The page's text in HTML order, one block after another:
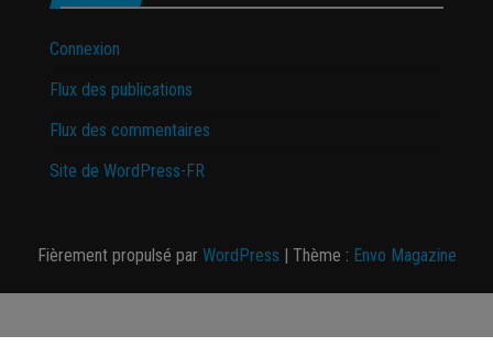
Connexion
Flux des publications
Flux des commentaires
Site de WordPress-FR
Fièrement propulsé par WordPress | Thème : Envo Magazine